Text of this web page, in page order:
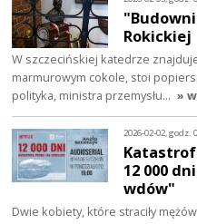
Rokickiej
W szczecińskiej katedrze
marmurowym cokole, stoi
polityka, ministra przemysłu… »
2026-02-02, godz.
12 000
wdów"
Dwie kobiety, które straciły